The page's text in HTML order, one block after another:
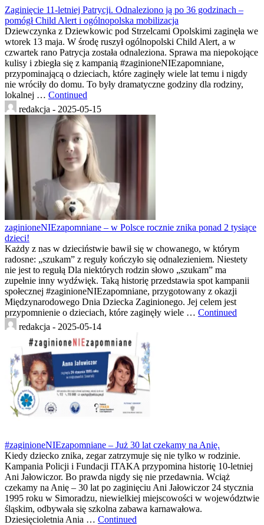
Zaginięcie 11-letniej Patrycji. Odnaleziono ją po 36 godzinach –
pomógł Child Alert i ogólnopolska mobilizacja
Dziewczynka z Dziewkowic pod Strzelcami Opolskimi zaginęła we
wtorek 13 maja. W środę ruszył ogólnopolski Child Alert, a w
czwartek rano Patrycja została odnaleziona. Sprawa ma niepokojące
kulisy i zbiegła się z kampanią #zaginioneNIEzapomniane,
przypominającą o dzieciach, które zaginęły wiele lat temu i nigdy
nie wróciły do domu. To były dramatyczne godziny dla rodziny,
lokalnej … Continued
redakcja - 2025-05-15
zaginioneNIEzapomniane – w Polsce rocznie znika ponad 2 tysiące
dzieci!
Każdy z nas w dzieciństwie bawił się w chowanego, w którym
radosne: „szukam” z reguły kończyło się odnalezieniem. Niestety
nie jest to regułą Dla niektórych rodzin słowo „szukam” ma
zupełnie inny wydźwięk. Taką historię przedstawia spot kampanii
społecznej #zaginioneNIEzapomniane, przygotowany z okazji
Międzynarodowego Dnia Dziecka Zaginionego. Jej celem jest
przypomnienie o dzieciach, które zaginęły wiele … Continued
redakcja - 2025-05-14
#zaginioneNIEzapomniane – Już 30 lat czekamy na Anię.
Kiedy dziecko znika, zegar zatrzymuje się nie tylko w rodzinie.
Kampania Policji i Fundacji ITAKA przypomina historię 10-letniej
Ani Jałowiczor. Bo prawda nigdy się nie przedawnia. Wciąż
czekamy na Anię – 30 lat po zaginięciu Ani Jałowiczor 24 stycznia
1995 roku w Simoradzu, niewielkiej miejscowości w województwie
śląskim, odbywała się szkolna zabawa karnawałowa.
Dziesięcioletnia Ania … Continued